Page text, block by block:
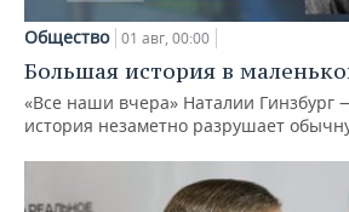
Общество 01 авг, 00:00
Большая история в
«Все наши вчера» Наталии Гинзбург
история незаметно разрушает